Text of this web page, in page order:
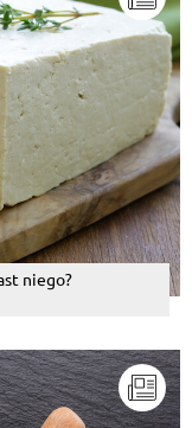
niego?